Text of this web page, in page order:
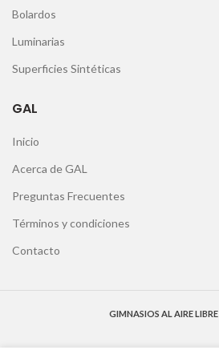
Bolardos
Luminarias
Superficies Sintéticas
GAL
Inicio
Acerca de GAL
Preguntas Frecuentes
Términos y condiciones
Contacto
GIMNASIOS AL AIRE LIBRE